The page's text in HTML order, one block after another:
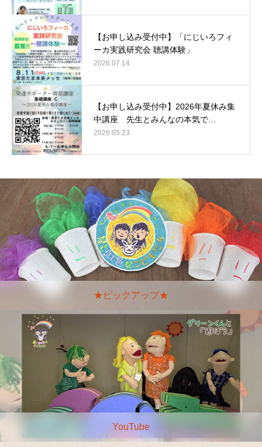
【お申し込み受付中】「にじいろフィ
ーカ実践研究会 聴講体験」
2026.07.14
【お申し込み受付中】2026年夏休み集
中講座 先生とみんなの本気で…
2026.05.23
★ピックアップ★
YouTube